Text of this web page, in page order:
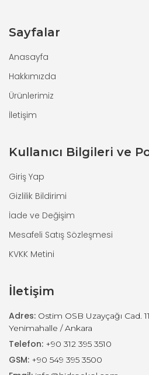
Sayfalar
Anasayfa
Hakkımızda
Ürünlerimiz
İletişim
Kullanıcı Bilgileri ve
Giriş Yap
Gizlilik Bildirimi
İade ve Değişim
Mesafeli Satış Sözleşmesi
KVKK Metini
İletişim
Adres: Ostim OSB Uzayçağı Cad.
Yenimahalle / Ankara
Telefon: +90 312 395 3510
GSM: +90 549 395 3500